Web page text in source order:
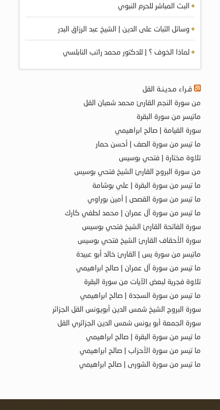
البث المباشر للحرم النبوي
وسائل الثبات على الدين | الشيخ عبد الرزاق البدر
لماذا الخوف ؟ | للدكتور محمد راتب النابلسي
قـراء مـديـنـة القل
من سورة النجم القارئ محمد شعبان القل
ماتيسر من سورة البقرة
سورة القيامة | صالح ابراهيمي
ما تيسر من سورة الصف | أحسن حمار
تلاوة مختارة | فتحي بوسيس
من سورة البروج القارئ الشيخ فتحي بوسيس
ما تيسر من سورة البقرة | علي بوشامة
ما تيسر من سورة القصص | أمين بوراوي
ما تيسر من سورة آل عمران | محمد لطفي كارك
سورة الفاتحة القارئ الشيخ فتحي بوسيس
سورة الأحقاف القارئ الشيخ فتحي بوسيس
ماتيسر من سورة يس | القارئ خالد أبو عبيدة
ما تيسر من سورة آل عمران | صالح ابراهيمي
تلاوة فجرية لبعض الآيات من سورة البقرة
ما تيسر من سورة السجدة | صالح ابراهيمي
سورة البروج الشيخ شمس الدين أبويونس القل الجزائر
سورة الجمعة أبو يونس شمس الدين الجزائري القل
ما تيسر من سورة البقرة | صالح ابراهيمي
ما تيسر من سورة الأحزاب | صالح ابراهيمي
ما تيسر من سورة الشورى | صالح ابراهيمي